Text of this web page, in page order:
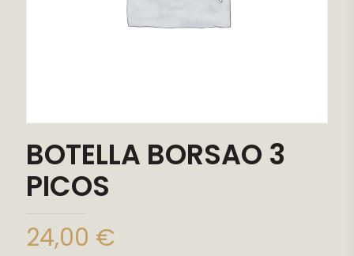
BOTELLA BORSAO 3
PICOS
24,00 €